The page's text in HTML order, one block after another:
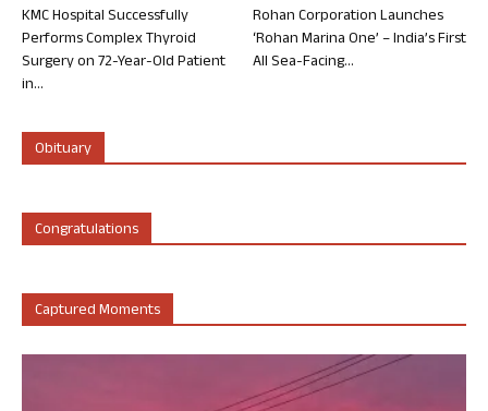
KMC Hospital Successfully
Performs Complex Thyroid
Surgery on 72-Year-Old Patient
in...
Rohan Corporation Launches
‘Rohan Marina One’ – India’s First
All Sea-Facing...
Obituary
Congratulations
Captured Moments